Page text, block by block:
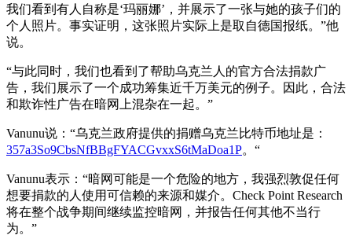
我们看到有人自称是‘玛丽娜’，并展示了一张与她的孩子们的
个人照片。事实证明，这张照片实际上是取自德国报纸。”他
说。
“与此同时，我们也看到了帮助乌克兰人的官方合法捐款广
告，我们展示了一个成功筹集近千万美元的例子。因此，合法
和欺诈性广告在暗网上混杂在一起。”
Vanunu说：“乌克兰政府提供的捐赠乌克兰比特币地址是：
357a3So9CbsNfBBgFYACGvxxS6tMaDoa1P。“
Vanunu表示：“暗网可能是一个危险的地方，我强烈敦促任何
想要捐款的人使用可信赖的来源和媒介。Check Point Research
将在整个战争期间继续监控暗网，并报告任何其他不当行
为。”